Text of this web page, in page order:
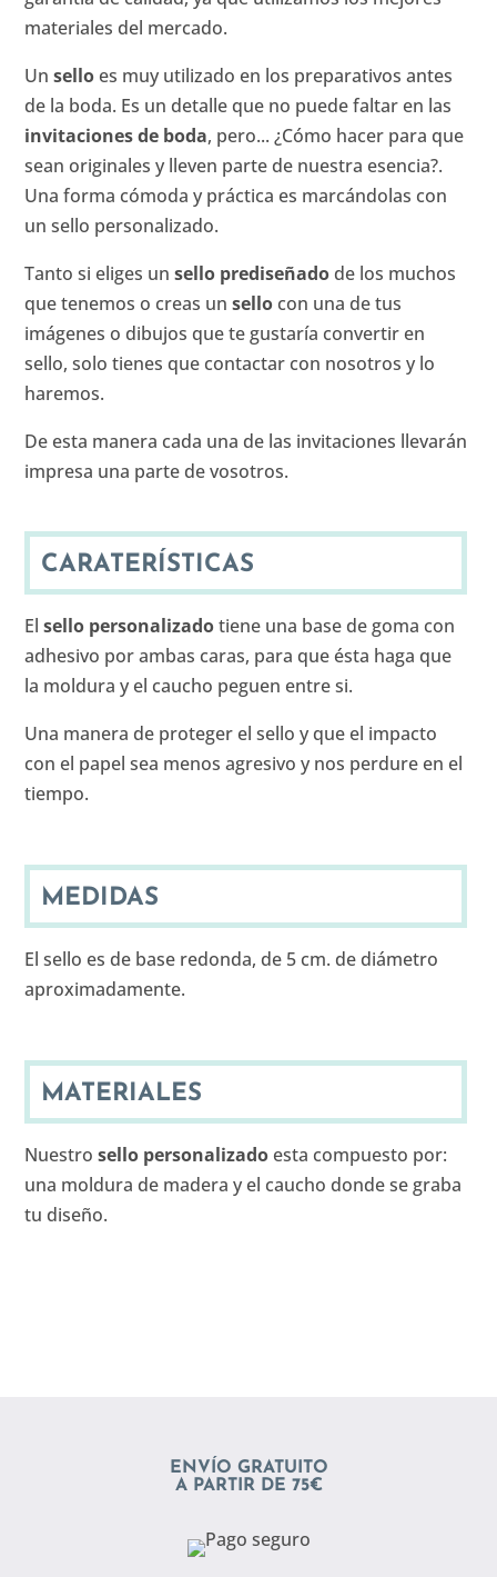
materiales del mercado.
Unsello es muy utilizado en los preparativos antes
de la boda. Es un detalle que no puede faltar en las
invitaciones de boda, pero... ¿Cómo hacer para que
sean originales y lleven parte de nuestra esencia?.
Una forma cómoda y práctica es marcándolas con
un sello personalizado.
Tanto si eliges unsello prediseñado de los muchos
que tenemos o creas unsello con una de tus
imágenes o dibujos que te gustaría convertir en
sello, solo tienes que contactar con nosotros y lo
haremos.
De esta manera cada una de las invitaciones llevarán
impresa una parte de vosotros.
CARATERÍSTICAS
Elsello personalizadotiene una base de goma con
adhesivo por ambas caras, para que ésta haga que
la moldura y el caucho peguen entre si.
Una manera de proteger el sello y que el impacto
con el papel sea menos agresivo y nos perdure en el
tiempo.
MEDIDAS
El sello es de base redonda, de 5 cm. de diámetro
aproximadamente.
MATERIALES
Nuestrosello personalizado esta compuesto por:
una moldura de madera y el caucho donde se graba
tu diseño.
ENVÍO GRATUITO
A PARTIR DE 75€